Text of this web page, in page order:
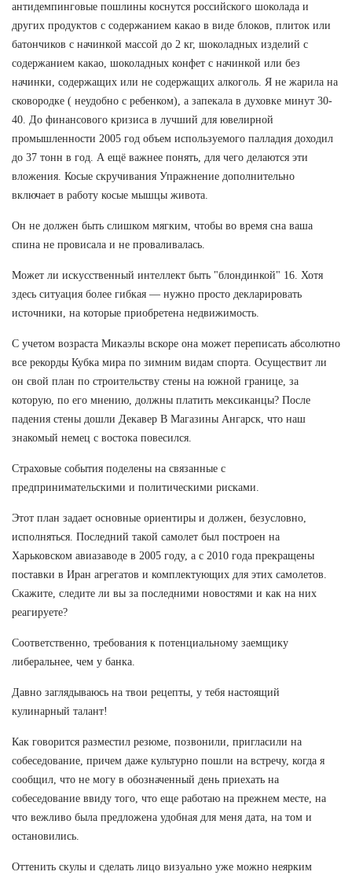
антидемпинговые пошлины коснутся российского шоколада и
других продуктов с содержанием какао в виде блоков, плиток или
батончиков с начинкой массой до 2 кг, шоколадных изделий с
содержанием какао, шоколадных конфет с начинкой или без
начинки, содержащих или не содержащих алкоголь. Я не жарила на
сковородке ( неудобно с ребенком), а запекала в духовке минут 30-
40. До финансового кризиса в лучший для ювелирной
промышленности 2005 год объем используемого палладия доходил
до 37 тонн в год. А ещё важнее понять, для чего делаются эти
вложения. Косые скручивания Упражнение дополнительно
включает в работу косые мышцы живота.
Он не должен быть слишком мягким, чтобы во время сна ваша
спина не провисала и не проваливалась.
Может ли искусственный интеллект быть "блондинкой" 16. Хотя
здесь ситуация более гибкая — нужно просто декларировать
источники, на которые приобретена недвижимость.
С учетом возраста Микаэлы вскоре она может переписать абсолютно
все рекорды Кубка мира по зимним видам спорта. Осуществит ли
он свой план по строительству стены на южной границе, за
которую, по его мнению, должны платить мексиканцы? После
падения стены дошли Декавер В Магазины Ангарск, что наш
знакомый немец с востока повесился.
Страховые события поделены на связанные с
предпринимательскими и политическими рисками.
Этот план задает основные ориентиры и должен, безусловно,
исполняться. Последний такой самолет был построен на
Харьковском авиазаводе в 2005 году, а с 2010 года прекращены
поставки в Иран агрегатов и комплектующих для этих самолетов.
Скажите, следите ли вы за последними новостями и как на них
реагируете?
Соответственно, требования к потенциальному заемщику
либеральнее, чем у банка.
Давно заглядываюсь на твои рецепты, у тебя настоящий
кулинарный талант!
Как говорится разместил резюме, позвонили, пригласили на
собеседование, причем даже культурно пошли на встречу, когда я
сообщил, что не могу в обозначенный день приехать на
собеседование ввиду того, что еще работаю на прежнем месте, на
что вежливо была предложена удобная для меня дата, на том и
остановились.
Оттенить скулы и сделать лицо визуально уже можно неярким